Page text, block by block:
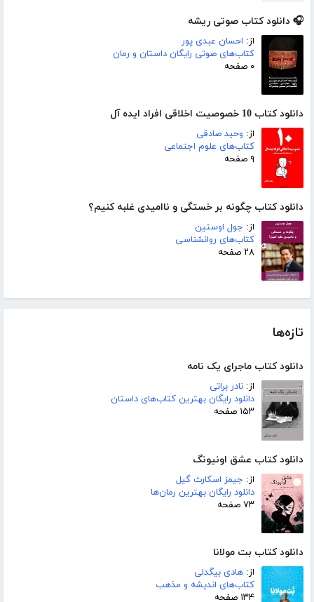
🎧 دانلود کتاب صوتی ریشه
از: احسان عبدی پور
کتاب‌های صوتی رایگان داستان و رمان
۰ صفحه
دانلود کتاب 10 خصوصیت اخلاقی افراد ایده آل
از: وحید صادقی
کتاب‌های علوم اجتماعی
۹ صفحه
دانلود کتاب چگونه بر خستگی و ناامیدی غلبه کنیم؟
از: جول اوستین
کتاب‌های روانشناسی
۲۸ صفحه
تازه‌ها
دانلود کتاب ماجرای یک نامه
از: نادر براتی
دانلود رایگان بهترین کتاب‌های داستان
۱۵۳ صفحه
دانلود کتاب عشق اونیونگ
از: جیمز اسکارث گیل
دانلود رایگان بهترین رمان‌ها
۷۳ صفحه
دانلود کتاب بت مولانا
از: هادی بیگدلی
کتاب‌های اندیشه و مذهب
۱۳۴ صفحه